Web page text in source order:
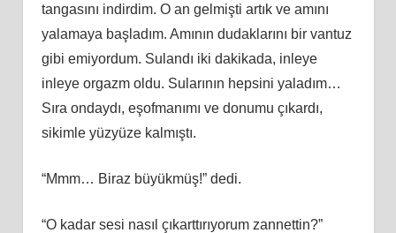
tangasını indirdim. O an gelmişti artık ve amını
yalamaya başladım. Amının dudaklarını bir vantuz
gibi emiyordum. Sulandı iki dakikada, inleye
inleye orgazm oldu. Sularının hepsini yaladım…
Sıra ondaydı, eşofmanımı ve donumu çıkardı,
sikimle yüzyüze kalmıştı.
“Mmm… Biraz büyükmüş!” dedi.
“O kadar sesi nasıl çıkarttırıyorum zannettin?”